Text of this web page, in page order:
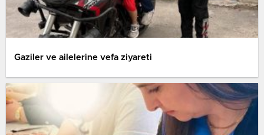
Gaziler ve ailelerine vefa ziyareti